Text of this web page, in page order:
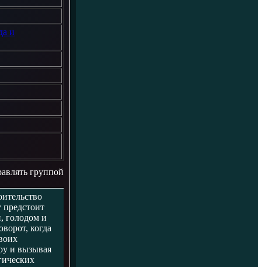
и
группой
предстоит
голодом и
когда
и вызывая